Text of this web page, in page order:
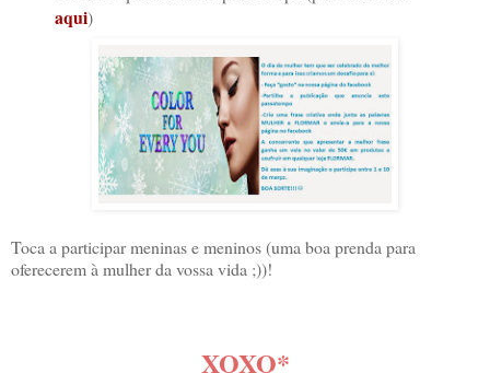
aqui)
Toca a participar meninas e meninos (uma boa prenda para
oferecerem à mulher da vossa vida ;))!
XOXO*